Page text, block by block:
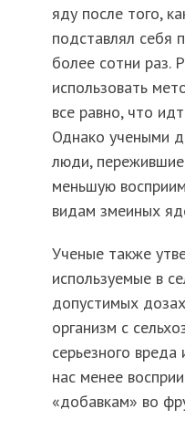
яду после того,
подставлял себя
более сотни раз.
использовать
все равно, что
Однако учеными
люди,
меньшую
видам змеиных
Ученые также
используемые в
допустимых
организм с
серьезного
нас менее
«добавкам» во